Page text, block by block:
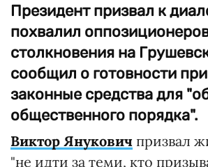
Президент призвал к
похвалил
столкновения на
сообщил о готовности
законные средства для
общественного порядка".
Виктор Янукович призвал
"не идти за теми, кто